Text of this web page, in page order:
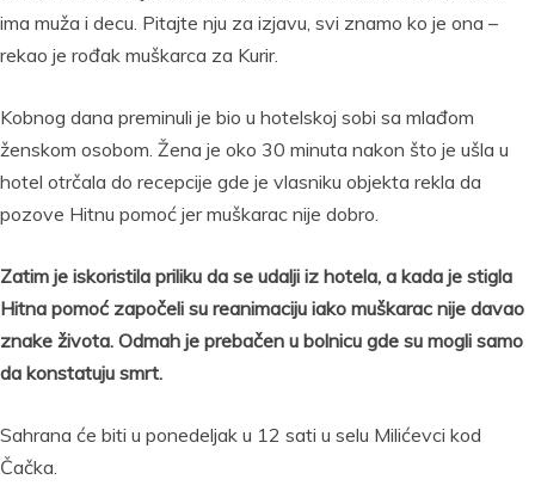
ima muža i decu. Pitajte nju za izjavu, svi znamo ko je ona –
rekao je rođak muškarca za Kurir.
Kobnog dana preminuli je bio u hotelskoj sobi sa mlađom
ženskom osobom. Žena je oko 30 minuta nakon što je ušla u
hotel otrčala do recepcije gde je vlasniku objekta rekla da
pozove Hitnu pomoć jer muškarac nije dobro.
Zatim je iskoristila priliku da se udalji iz hotela, a kada je stigla
Hitna pomoć započeli su reanimaciju iako muškarac nije davao
znake života. Odmah je prebačen u bolnicu gde su mogli samo
da konstatuju smrt.
Sahrana će biti u ponedeljak u 12 sati u selu Milićevci kod
Čačka.